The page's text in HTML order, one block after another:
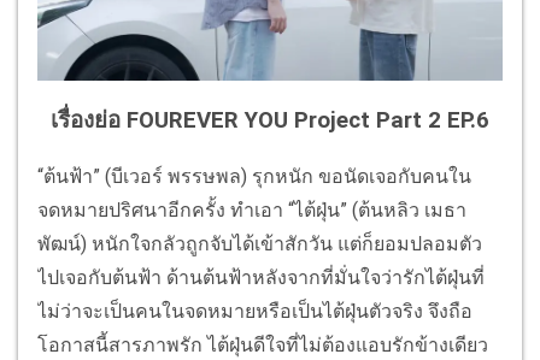
เรื่องย่อ FOUREVER YOU Project Part 2 EP.6
“ต้นฟ้า” (บีเวอร์ พรรษพล) รุกหนัก ขอนัดเจอกับคนใน
จดหมายปริศนาอีกครั้ง ทำเอา “ไต้ฝุ่น” (ต้นหลิว เมธา
พัฒน์) หนักใจกลัวถูกจับได้เข้าสักวัน แต่ก็ยอมปลอมตัว
ไปเจอกับต้นฟ้า ด้านต้นฟ้าหลังจากที่มั่นใจว่ารักไต้ฝุ่นที่
ไม่ว่าจะเป็นคนในจดหมายหรือเป็นไต้ฝุ่นตัวจริง จึงถือ
โอกาสนี้สารภาพรัก ไต้ฝุ่นดีใจที่ไม่ต้องแอบรักข้างเดียว